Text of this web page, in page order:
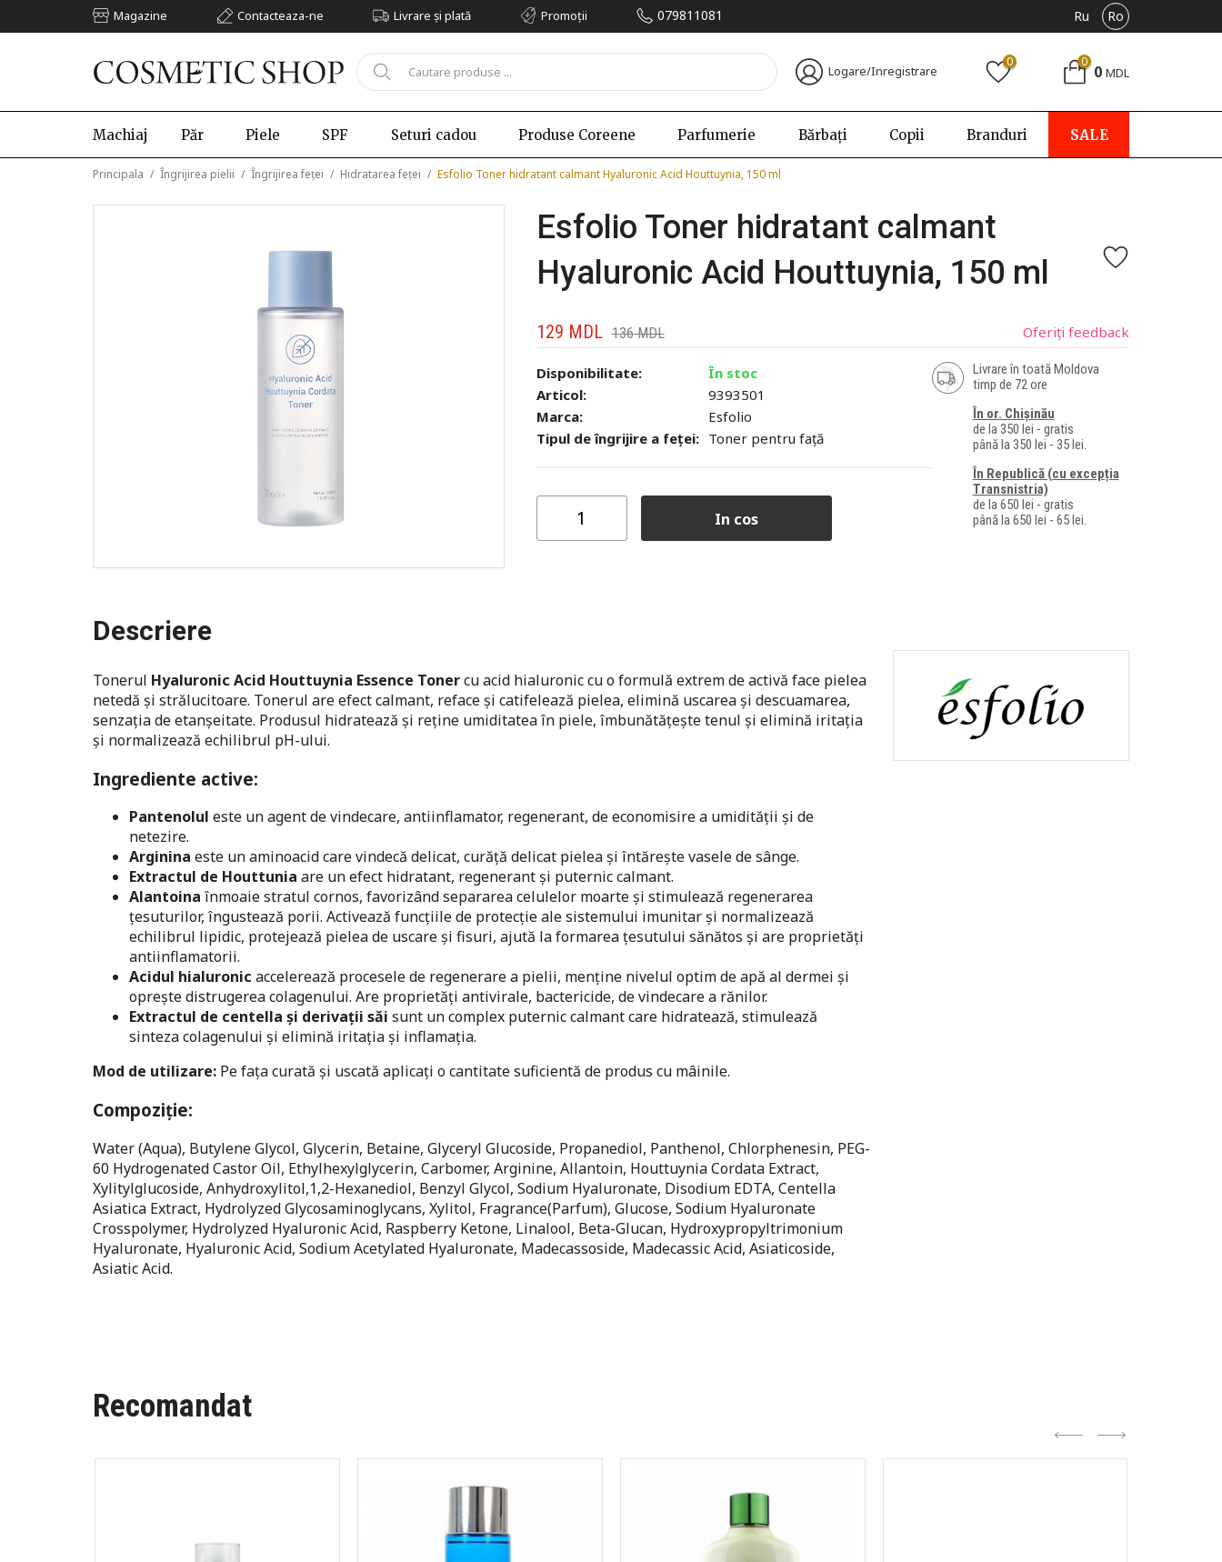
Magazine Contacteaza-ne Livrare și plată Promoții 079811081 Ru Ro
Logare/Inregistrare
0 0 0 MDL
Machiaj Păr Piele SPF Seturi cadou Produse Coreene Parfumerie Bărbați Copii Branduri SALE
Principala / Îngrijirea pielii / Îngrijirea feței / Hidratarea feței / Esfolio Toner hidratant calmant Hyaluronic Acid Houttuynia, 150 ml
Esfolio Toner hidratant calmant
Hyaluronic Acid Houttuynia, 150 ml
129 MDL 136MDL Oferiți feedback
Disponibilitate:
În stoc
Articol:
9393501
Marca:
Esfolio
Tipul de îngrijire a feței: Toner pentru față
In cos
Livrare în toată Moldova
timp de 72 ore
În or. Chișinău
de la 350 lei - gratis
până la 350 lei - 35 lei.
În Republică (cu excepția
Transnistria)
de la 650 lei - gratis
până la 650 lei - 65 lei.
Descriere
Tonerul Hyaluronic Acid Houttuynia Essence Tonercu acid hialuronic cu o formulă extrem de activă face pielea
netedă și strălucitoare. Tonerul are efect calmant, reface și catifelează pielea, elimină uscarea și descuamarea,
senzația de etanșeitate. Produsul hidratează și reține umiditatea în piele, îmbunătățește tenul și elimină iritația
și normalizează echilibrul pH-ului.
Ingrediente active:
Pantenolul este un agent de vindecare, antiinflamator, regenerant, de economisire a umidității și de
netezire.
Arginina este un aminoacid care vindecă delicat, curăță delicat pielea și întărește vasele de sânge.
Extractul de Houttunia are un efect hidratant, regenerant și puternic calmant.
Alantoina înmoaie stratul cornos, favorizând separarea celulelor moarte și stimulează regenerarea
țesuturilor, îngustează porii. Activează funcțiile de protecție ale sistemului imunitar și normalizează
echilibrul lipidic, protejează pielea de uscare și fisuri, ajută la formarea țesutului sănătos și are proprietăți
antiinflamatorii.
Acidul hialuronic accelerează procesele de regenerare a pielii, menține nivelul optim de apă al dermei și
oprește distrugerea colagenului. Are proprietăți antivirale, bactericide, de vindecare a rănilor.
Extractul de centella și derivații săi sunt un complex puternic calmant care hidratează, stimulează
sinteza colagenului și elimină iritația și inflamația.
Mod de utilizare: Pe fața curată și uscată aplicați o cantitate suficientă de produs cu mâinile.
Compoziţie:
Water (Aqua), Butylene Glycol, Glycerin, Betaine, Glyceryl Glucoside, Propanediol, Panthenol, Chlorphenesin, PEG-
60 Hydrogenated Castor Oil, Ethylhexylglycerin, Carbomer, Arginine, Allantoin, Houttuynia Cordata Extract,
Xylitylglucoside, Anhydroxylitol,1,2-Hexanediol, Benzyl Glycol, Sodium Hyaluronate, Disodium EDTA, Centella
Asiatica Extract, Hydrolyzed Glycosaminoglycans, Xylitol, Fragrance(Parfum), Glucose, Sodium Hyaluronate
Crosspolymer, Hydrolyzed Hyaluronic Acid, Raspberry Ketone, Linalool, Beta-Glucan, Hydroxypropyltrimonium
Hyaluronate, Hyaluronic Acid, Sodium Acetylated Hyaluronate, Madecassoside, Madecassic Acid, Asiaticoside,
Asiatic Acid.
Recomandat